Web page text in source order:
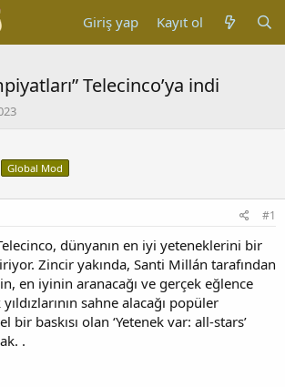
Giriş yap Kayıt ol
Telecinco’ya indi
Global Mod
#1
dünyanın en iyi yeteneklerini bir
Zincir yakında, Santi Millán tarafından
en iyinin aranacağı ve gerçek eğlence
sahne alacağı popüler
bir baskısı olan ‘Yetenek var: all-stars’
.